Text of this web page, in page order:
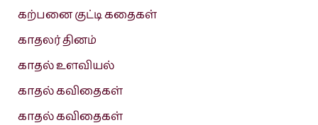
கற்பனை குட்டி கதைகள்
காதலர் தினம்
காதல் உளவியல்
காதல் கவிதைகள்
காதல் கவிதைகள்